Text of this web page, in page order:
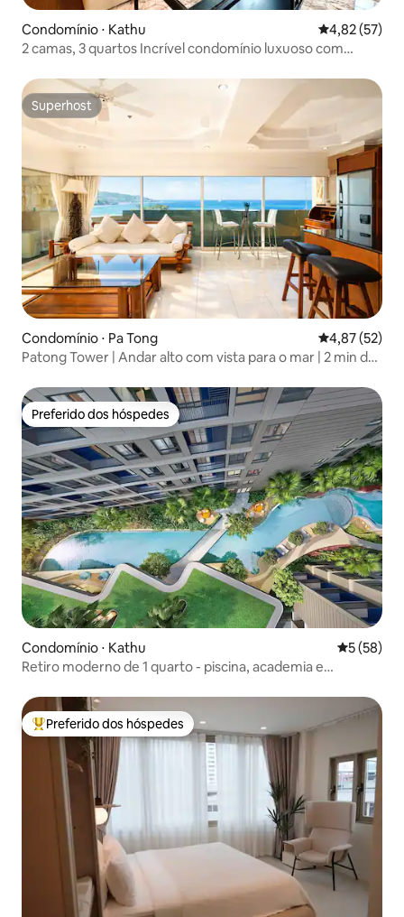
Condomínio ⋅ Kathu 4,82 de uma
4,82 (57)
2 camas, 3 quartos Incrível condomínio luxuoso com
Superhost
Superhost
Condomínio ⋅ Pa Tong 4,87 de uma
4,87 (52)
Patong Tower | Andar alto com vista para o mar | 2 min da
Preferido dos hóspedes
Preferido dos hóspedes
Condomínio ⋅ Kathu 5 de uma
5 (58)
Retiro moderno de 1 quarto - piscina, academia e
Entre os melhores preferidos dos hóspedes
Preferido dos hóspedes